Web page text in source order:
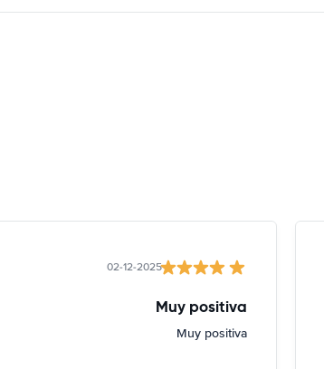
02-12-2025
Muy positiva
Muy positiva